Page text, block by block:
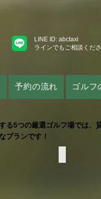
LINE ID: abctaxi
ラインでもご相談くだ
予約の流れ ゴルフ
る5つの厳選ゴルフ場では、
プランです！